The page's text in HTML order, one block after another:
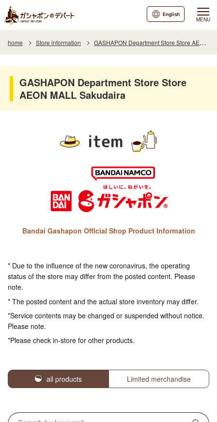
MENU
English
home Store information GASHAPON Department Store Store AEON MALL Sakudaira
GASHAPON Department Store Store
AEON MALL Sakudaira
item
Bandai Gashapon Official Shop Product Information
* Due to the influence of the new coronavirus, the operating
status of the store may differ from the posted content. Please
note.
* The posted content and the actual store inventory may differ.
*Service contents may be changed or suspended without notice.
Please note.
*Please check in-store for other products.
all products Limited merchandise